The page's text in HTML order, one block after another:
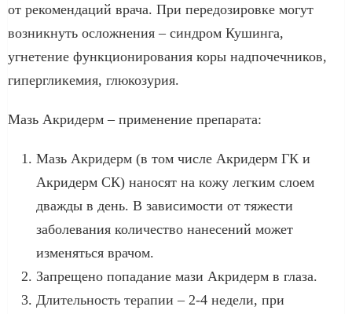
от рекомендаций врача. При передозировке могут
возникнуть осложнения – синдром Кушинга,
угнетение функционирования коры надпочечников,
гипергликемия, глюкозурия.
Мазь Акридерм – применение препарата:
Мазь Акридерм (в том числе Акридерм ГК и
Акридерм СК) наносят на кожу легким слоем
дважды в день. В зависимости от тяжести
заболевания количество нанесений может
изменяться врачом.
Запрещено попадание мази Акридерм в глаза.
Длительность терапии – 2-4 недели, при